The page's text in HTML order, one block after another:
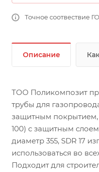
Точное соотвествие
Описание
ТОО Поликомпозит
трубы для
защитным
100) с защитным
диаметр 355, SDR 17
использоваться во
Подходит для